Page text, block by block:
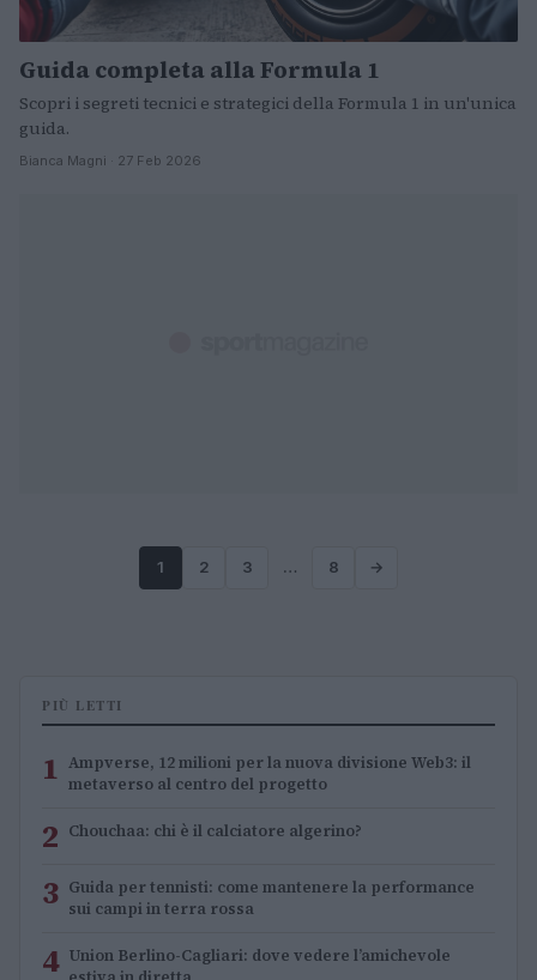
Guida completa alla Formula 1
Scopri i segreti tecnici e strategici della Formula 1 in un'unica
guida.
Bianca Magni · 27 Feb 2026
1 2 3 … 8 →
PIÙ LETTI
1 Ampverse, 12 milioni per la nuova divisione Web3: il
metaverso al centro del progetto
2 Chouchaa: chi è il calciatore algerino?
3 Guida per tennisti: come mantenere la performance
sui campi in terra rossa
4 Union Berlino-Cagliari: dove vedere l’amichevole